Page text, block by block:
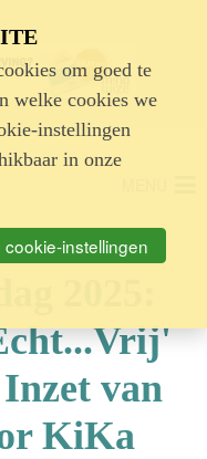
2025:
van
KiKa
om goed te
welke cookies we
instellingen
in onze
cookie-instellingen